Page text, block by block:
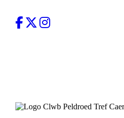
Facebook
TwitterInstagram